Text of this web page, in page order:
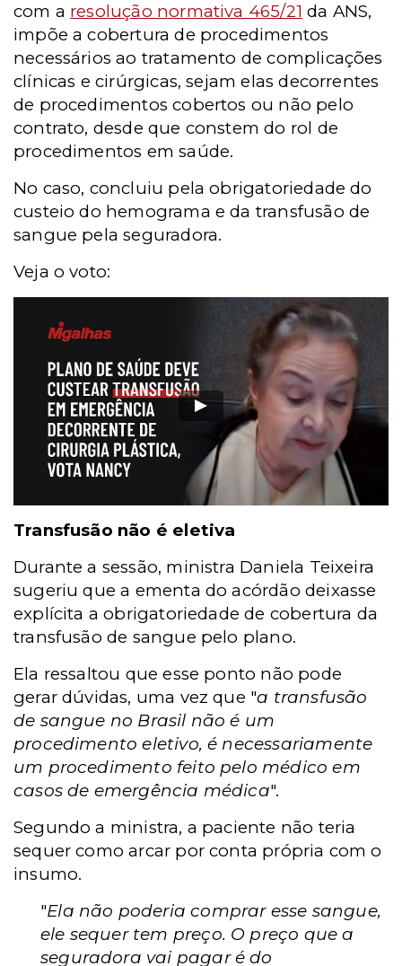
com a resolução normativa 465/21 da ANS,
impõe a cobertura de procedimentos
necessários ao tratamento de complicações
clínicas e cirúrgicas, sejam elas decorrentes
de procedimentos cobertos ou não pelo
contrato, desde que constem do rol de
procedimentos em saúde.
No caso, concluiu pela obrigatoriedade do
custeio do hemograma e da transfusão de
sangue pela seguradora.
Veja o voto:
Transfusão não é eletiva
Durante a sessão, ministra Daniela Teixeira
sugeriu que a ementa do acórdão deixasse
explícita a obrigatoriedade de cobertura da
transfusão de sangue pelo plano.
Ela ressaltou que esse ponto não pode
gerar dúvidas, uma vez que "a transfusão
de sangue no Brasil não é um
procedimento eletivo, é necessariamente
um procedimento feito pelo médico em
casos de emergência médica".
Segundo a ministra, a paciente não teria
sequer como arcar por conta própria com o
insumo.
"Ela não poderia comprar esse sangue,
ele sequer tem preço. O preço que a
seguradora vai pagar é do